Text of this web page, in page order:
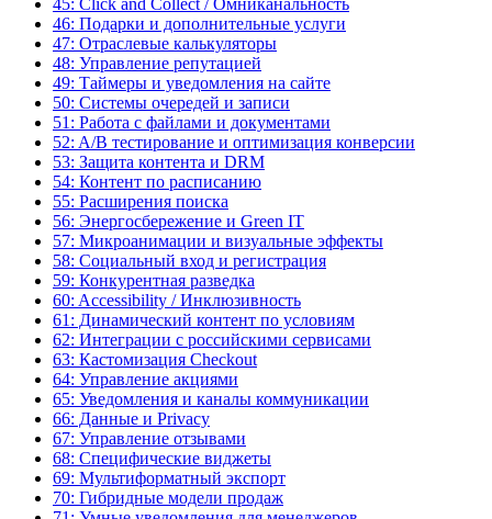
45: Click and Collect / Омниканальность
46: Подарки и дополнительные услуги
47: Отраслевые калькуляторы
48: Управление репутацией
49: Таймеры и уведомления на сайте
50: Системы очередей и записи
51: Работа с файлами и документами
52: A/B тестирование и оптимизация конверсии
53: Защита контента и DRM
54: Контент по расписанию
55: Расширения поиска
56: Энергосбережение и Green IT
57: Микроанимации и визуальные эффекты
58: Социальный вход и регистрация
59: Конкурентная разведка
60: Accessibility / Инклюзивность
61: Динамический контент по условиям
62: Интеграции с российскими сервисами
63: Кастомизация Checkout
64: Управление акциями
65: Уведомления и каналы коммуникации
66: Данные и Privacy
67: Управление отзывами
68: Специфические виджеты
69: Мультиформатный экспорт
70: Гибридные модели продаж